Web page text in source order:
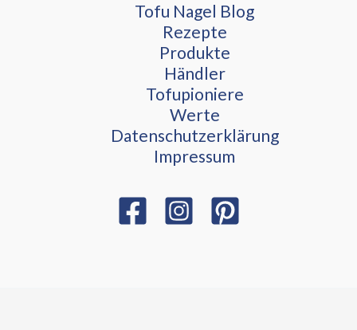
Tofu Nagel Blog
Rezepte
Produkte
Händler
Tofupioniere
Werte
Datenschutzerklärung
Impressum